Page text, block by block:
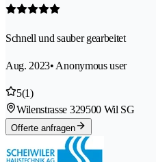
Schnell und sauber gearbeitet
Aug. 2023• Anonymous user
5(1)
Wilenstrasse 329500 Wil SG
Offerte anfragen